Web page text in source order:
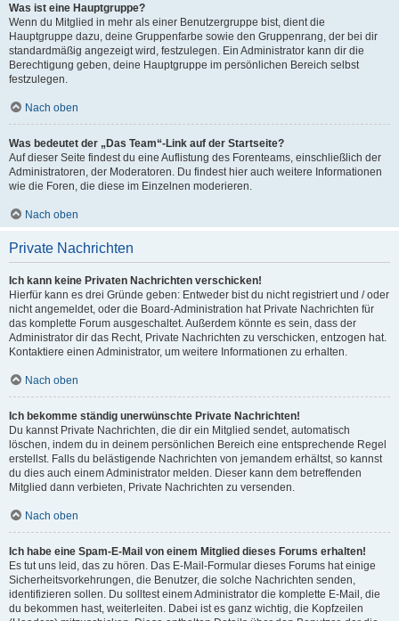
Was ist eine Hauptgruppe?
Wenn du Mitglied in mehr als einer Benutzergruppe bist, dient die
Hauptgruppe dazu, deine Gruppenfarbe sowie den Gruppenrang, der bei dir
standardmäßig angezeigt wird, festzulegen. Ein Administrator kann dir die
Berechtigung geben, deine Hauptgruppe im persönlichen Bereich selbst
festzulegen.
Nach oben
Was bedeutet der „Das Team“-Link auf der Startseite?
Auf dieser Seite findest du eine Auflistung des Forenteams, einschließlich der
Administratoren, der Moderatoren. Du findest hier auch weitere Informationen
wie die Foren, die diese im Einzelnen moderieren.
Nach oben
Private Nachrichten
Ich kann keine Privaten Nachrichten verschicken!
Hierfür kann es drei Gründe geben: Entweder bist du nicht registriert und / oder
nicht angemeldet, oder die Board-Administration hat Private Nachrichten für
das komplette Forum ausgeschaltet. Außerdem könnte es sein, dass der
Administrator dir das Recht, Private Nachrichten zu verschicken, entzogen hat.
Kontaktiere einen Administrator, um weitere Informationen zu erhalten.
Nach oben
Ich bekomme ständig unerwünschte Private Nachrichten!
Du kannst Private Nachrichten, die dir ein Mitglied sendet, automatisch
löschen, indem du in deinem persönlichen Bereich eine entsprechende Regel
erstellst. Falls du belästigende Nachrichten von jemandem erhältst, so kannst
du dies auch einem Administrator melden. Dieser kann dem betreffenden
Mitglied dann verbieten, Private Nachrichten zu versenden.
Nach oben
Ich habe eine Spam-E-Mail von einem Mitglied dieses Forums erhalten!
Es tut uns leid, das zu hören. Das E-Mail-Formular dieses Forums hat einige
Sicherheitsvorkehrungen, die Benutzer, die solche Nachrichten senden,
identifizieren sollen. Du solltest einem Administrator die komplette E-Mail, die
du bekommen hast, weiterleiten. Dabei ist es ganz wichtig, die Kopfzeilen